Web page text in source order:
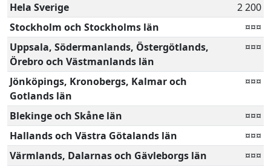
Hela Sverige
2 200
Stockholm och Stockholms län
¤¤¤
Uppsala, Södermanlands, Östergötlands,
Örebro och Västmanlands län
¤¤¤
Jönköpings, Kronobergs, Kalmar och
Gotlands län
¤¤¤
Blekinge och Skåne län
¤¤¤
Hallands och Västra Götalands län
¤¤¤
Värmlands, Dalarnas och Gävleborgs län
¤¤¤